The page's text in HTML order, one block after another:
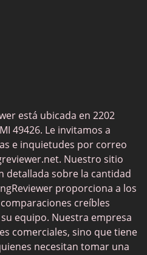
está ubicada en 2202
49426. Le invitamos a
e inquietudes por correo
. Nuestro sitio
detallada sobre la cantidad
proporciona a los
creíbles
equipo. Nuestra empresa
comerciales, sino que tiene
necesitan tomar una